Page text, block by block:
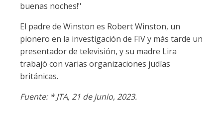
buenas noches!"
El padre de Winston es Robert Winston, un
pionero en la investigación de FIV y más tarde un
presentador de televisión, y su madre Lira
trabajó con varias organizaciones judías
británicas.
Fuente: * JTA, 21 de junio, 2023.